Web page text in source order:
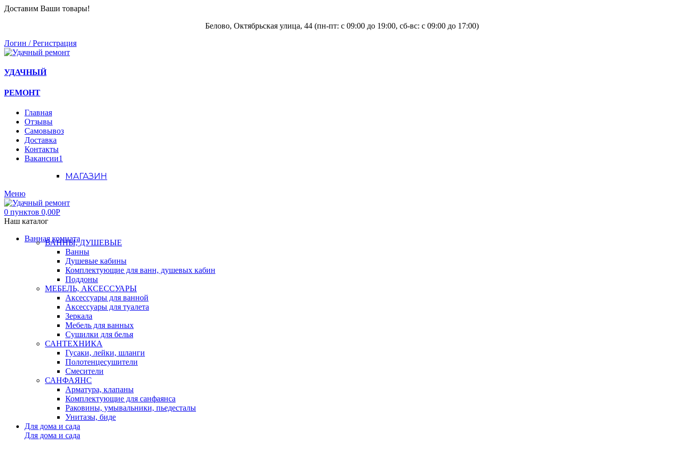
Доставим Ваши товары!
Белово, Октябрьская улица, 44 (пн-пт: с 09:00 до 19:00, сб-вс: с 09:00 до 17:00)
Логин / Регистрация
УДАЧНЫЙ
РЕМОНТ
Главная
Отзывы
Самовывоз
Доставка
Контакты
Вакансии1
МАГАЗИН
Меню
0 пунктов 0,00Р
Наш каталог
Ванная комната
ВАННЫ, ДУШЕВЫЕ
Ванны
Душевые кабины
Комплектующие для ванн, душевых кабин
Поддоны
МЕБЕЛЬ, АКСЕССУАРЫ
Аксессуары для ванной
Аксессуары для туалета
Зеркала
Мебель для ванных
Сушилки для белья
САНТЕХНИКА
Гусаки, лейки, шланги
Полотенцесушители
Смесители
САНФАЯНС
Арматура, клапаны
Комплектующие для санфаянса
Раковины, умывальники, пьедесталы
Унитазы, биде
Для дома и сада
Для дома и сада